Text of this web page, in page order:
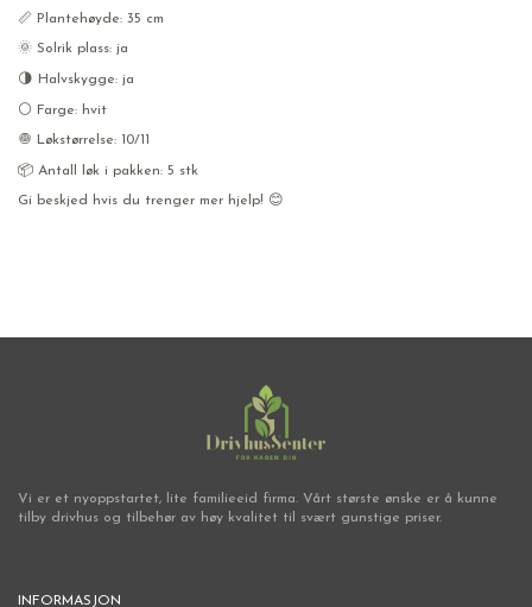
📏 Plantehøyde: 35 cm
🌞 Solrik plass: ja
🌗 Halvskygge: ja
⚪ Farge: hvit
🧅 Løkstørrelse: 10/11
📦 Antall løk i pakken: 5 stk
Gi beskjed hvis du trenger mer hjelp! 😊
Vi er et nyoppstartet, lite familieeid firma. Vårt største ønske er å kunne
tilby drivhus og tilbehør av høy kvalitet til svært gunstige priser.
INFORMASJON